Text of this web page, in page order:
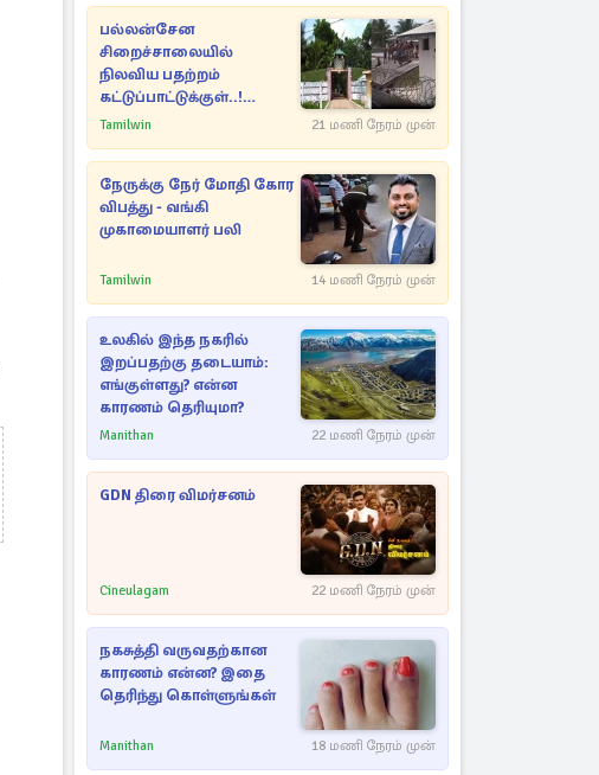
பல்லன்சேன
சிறைச்சாலையில்
நிலவிய பதற்றம்
கட்டுப்பாட்டுக்குள்..!
அதிரடியாக களமிறங்கிய
Tamilwin 21 மணி நேரம் முன்
நேருக்கு நேர் மோதி கோர
விபத்து - வங்கி
முகாமையாளர் பலி
Tamilwin 14 மணி நேரம் முன்
உலகில் இந்த நகரில்
இறப்பதற்கு தடையாம்:
எங்குள்ளது? என்ன
காரணம் தெரியுமா?
Manithan 22 மணி நேரம் முன்
GDN திரை விமர்சனம்
Cineulagam 22 மணி நேரம் முன்
நகசுத்தி வருவதற்கான
காரணம் என்ன? இதை
தெரிந்து கொள்ளுங்கள்
Manithan 18 மணி நேரம் முன்